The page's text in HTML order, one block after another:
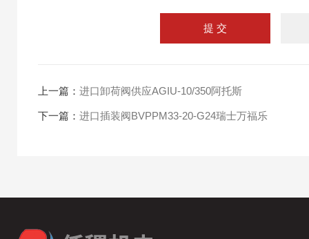
上一篇： 进口卸荷阀供应AGIU-10/350阿托斯
下一篇： 进口插装阀BVPPM33-20-G24瑞士万福乐